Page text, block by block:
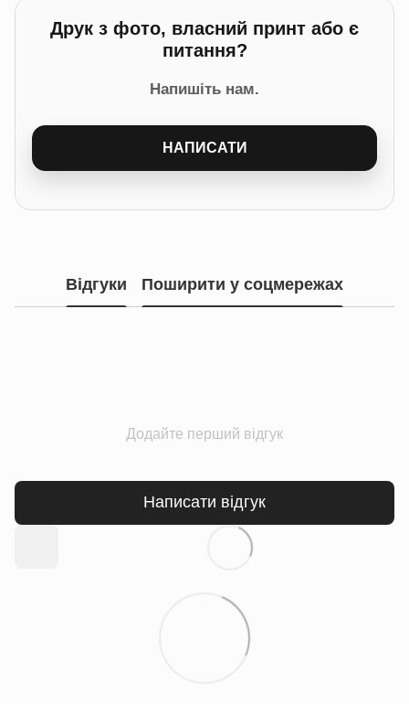
Друк з фото, власний принт або є
питання?
Напишіть нам.
НАПИСАТИ
Відгуки Поширити у соцмережах
Додайте перший відгук
Написати відгук